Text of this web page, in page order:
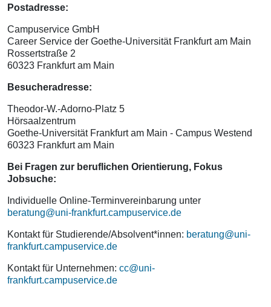
Postadresse:
Campuservice GmbH
Career Service der Goethe-Universität Frankfurt am Main
Rossertstraße 2
60323 Frankfurt am Main
Besucheradresse:
Theodor-W.-Adorno-Platz 5
Hörsaalzentrum
Goethe-Universität Frankfurt am Main - Campus Westend
60323 Frankfurt am Main
Bei Fragen zur beruflichen Orientierung, Fokus
Jobsuche:
Individuelle Online-Terminvereinbarung unter
beratung@uni-frankfurt.campuservice.de
Kontakt für Studierende/Absolvent*innen: beratung@uni-
frankfurt.campuservice.de
Kontakt für Unternehmen: cc@uni-
frankfurt.campuservice.de